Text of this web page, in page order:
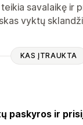
savalaikę ir
vyktų
KAS ĮTRAUKTA
paskyros ir